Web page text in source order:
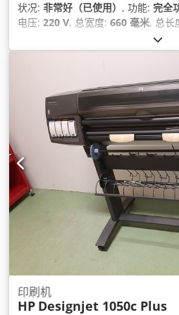
状况: 非常好（已使用） , 功能: 完全
电压: 220 V, 总宽度: 660 毫米, 总长
印刷机
HP Designjet 1050c Plus